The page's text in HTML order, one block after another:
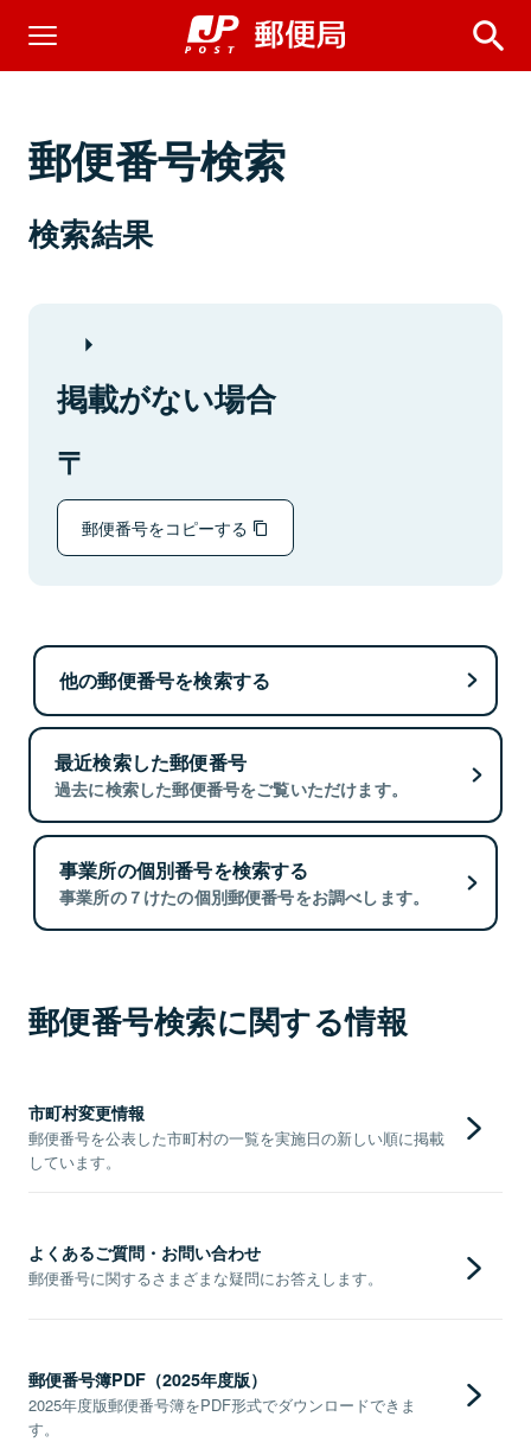
郵便番号検索
検索結果
掲載がない場合
郵便番号をコピーする
他の郵便番号を検索する
最近検索した郵便番号
過去に検索した郵便番号をご覧いただけます。
事業所の個別番号を検索する
事業所の７けたの個別郵便番号をお調べします。
郵便番号検索に関する情報
市町村変更情報
郵便番号を公表した市町村の一覧を実施日の新しい順に掲載
しています。
よくあるご質問・お問い合わせ
郵便番号に関するさまざまな疑問にお答えします。
郵便番号簿PDF（2025年度版）
2025年度版郵便番号簿をPDF形式でダウンロードできま
す。